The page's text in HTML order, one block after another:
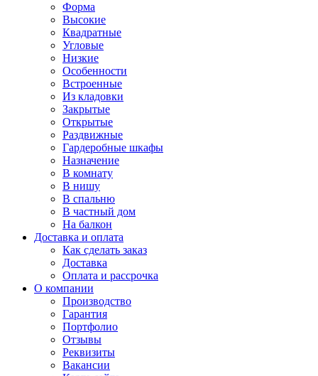
Форма
Высокие
Квадратные
Угловые
Низкие
Особенности
Встроенные
Из кладовки
Закрытые
Открытые
Раздвижные
Гардеробные шкафы
Назначение
В комнату
В нишу
В спальню
В частный дом
На балкон
Доставка и оплата
Как сделать заказ
Доставка
Оплата и рассрочка
О компании
Производство
Гарантия
Портфолио
Отзывы
Реквизиты
Вакансии